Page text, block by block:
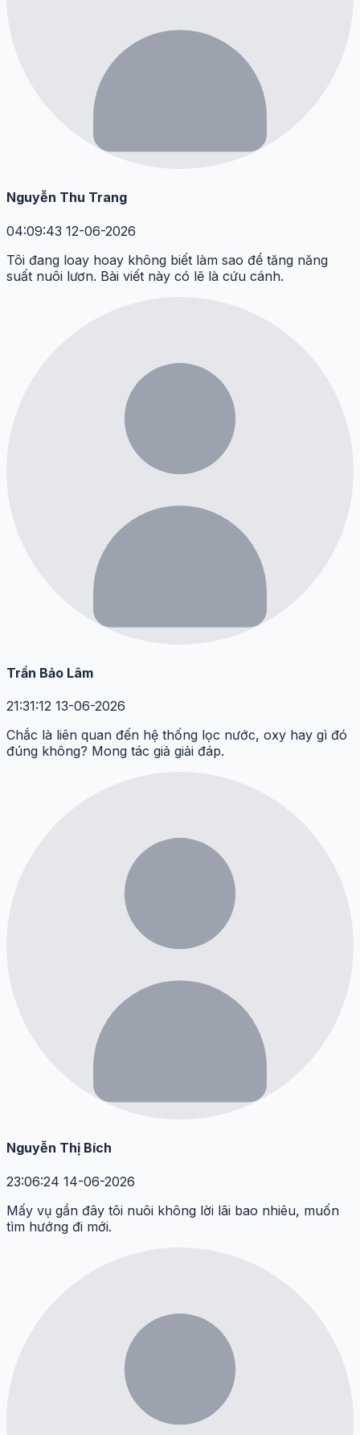
Nguyễn Thu Trang
04:09:43 12-06-2026
Tôi đang loay hoay không biết làm sao để tăng năng
suất nuôi lươn. Bài viết này có lẽ là cứu cánh.
Trần Bảo Lâm
21:31:12 13-06-2026
Chắc là liên quan đến hệ thống lọc nước, oxy hay gì đó
đúng không? Mong tác giả giải đáp.
Nguyễn Thị Bích
23:06:24 14-06-2026
Mấy vụ gần đây tôi nuôi không lời lãi bao nhiêu, muốn
tìm hướng đi mới.